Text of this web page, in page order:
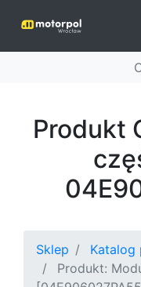
Produkt
Sklep
Katalog
Produkt: